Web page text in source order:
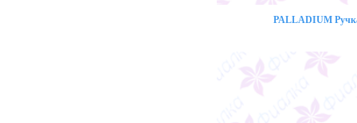
PALLADIUM